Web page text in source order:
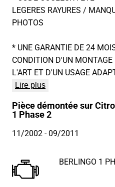
LEGERES RAYURES /
PHOTOS
* UNE GARANTIE DE 24
CONDITION D'UN
L'ART ET D'UN USAGE
Lire plus
Pièce démontée sur
1 Phase 2
11/2002 - 09/2011
BERLINGO 1